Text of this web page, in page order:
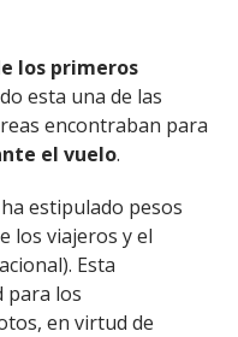
los primeros
esta una de las
encontraban para
el vuelo.
estipulado pesos
los viajeros y el
Esta
para los
en virtud de